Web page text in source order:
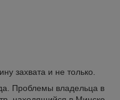
захвата и не только.
Проблемы владельца в